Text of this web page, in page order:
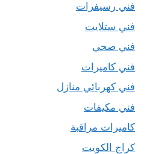
فني رسيفرات
فني ستلايت
فني صحي
فني كاميرات
فني كهربائي منازل
فني مكيفات
كاميرات مراقبة
كراج الكويت